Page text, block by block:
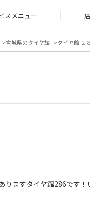
スメニュー
宮城県のタイヤ館 タイヤ館 ２